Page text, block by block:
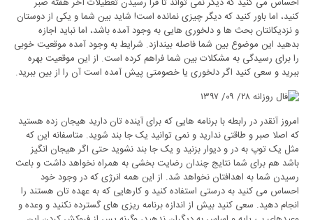
کنید، اما باور کنید که دیگر چیزی نمانده است! شاید بین شما و یکی از دوستان
و نزدیکانتان بحث ها و دلخوری هایی به وجود آمده باشد، اما نباید اجازه
بدهید این موضوع بین شما فاصله بیندازد. شرایط به وجود آمده موقعیت خوبی
را برای رسیدگی به مشکلات بین شما فراهم کرده است. از این موقعیت بهره
ببرید و سعی کنید اگر دلخوری یا خصومتی پیش آمده است آن را از بین ببرید.
امروز آنقدر در رابطه با برنامه هایی که برای آینده تان دارید هیجان زده هستید
که اصلا صبر و طاقتی ندارید و نمی توانید یک جا بند شوید. متاسفانه این که
مثل یک توپ به در و دیوار بزنید و یک جا بند نشوید حتی اگر هیجان انگیز
باشد هم برای شما نتایج چندان رضایت بخشی به همراه نخواهد داشت و باعث
رسیدن شما به اهدافتان نخواهد شد. از این همه انرژی که در وجود خود
احساس می کنید به درستی استفاده کنید و کارهایی که به عهده تان هستند را
انجام دهید. سعی کنید بیش از اندازه برنامه ریزی های گسترده نکنید و وعده و